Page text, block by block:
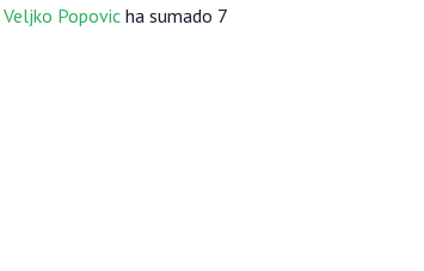
Veljko Popovic ha sumado 7